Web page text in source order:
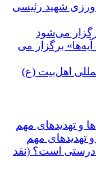
شهید رئیسی
می‌شود
برگزار می
اهل‌بیت (ع)
تهدیدهای مهم